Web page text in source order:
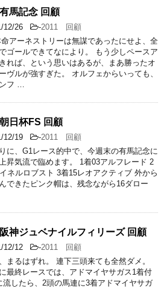
馬記念 回顧
12/26 -2011 回顧
命アーネストリーは無謀であったにせよ、全
ゴールできてなにより。 もう少しペースア
れば、という思いはあるが、まあ勝ったオ
ヴルが強すぎた。 オルフェからいっても、
フ …
日杯FS 回顧
12/19 -2011 回顧
に、G1レース的中で、今週末の有馬記念に
昇気流で臨めます。 1着03アルフレード 2
ネルロブスト 3着15レオアクティブ 外から
できたピンク帽は、残念ながら16ダロー
神ジュベナイルフィリーズ 回顧
12/12 -2011 回顧
まるはずれ。 連下三頭来ても全然ダメ。
最終レースでは、アドマイヤサガス1着付
流したら、2頭の馬連に3着アドマイヤサガ